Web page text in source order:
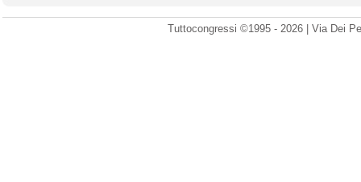
Tuttocongressi ©1995 - 2026 | Via Dei